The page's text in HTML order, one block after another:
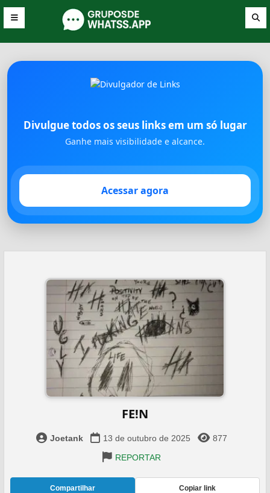
Divulgue todos os seus links em um só lugar
Ganhe mais visibilidade e alcance.
Acessar agora
FE!N
Joetank 13 de outubro de 2025
877
REPORTAR
Compartilhar Copiar link